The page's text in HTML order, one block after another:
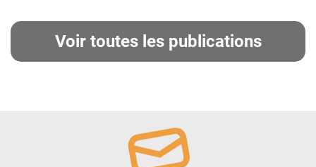
Voir toutes les publications